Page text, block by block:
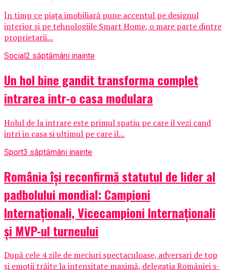
În timp ce piața imobiliară pune accentul pe designul
interior și pe tehnologiile Smart Home, o mare parte dintre
proprietarii...
Social2 săptămâni inainte
Un hol bine gandit transforma complet
intrarea intr-o casa modulara
Holul de la intrare este primul spatiu pe care il vezi cand
intri in casa si ultimul pe care il...
Sport3 săptămâni inainte
România își reconfirmă statutul de lider al
padbolului mondial: Campioni
Internaționali, Vicecampioni Internaționali
și MVP-ul turneului
După cele 4 zile de meciuri spectaculoase, adversari de top
și emoții trăite la intensitate maximă, delegația României s-